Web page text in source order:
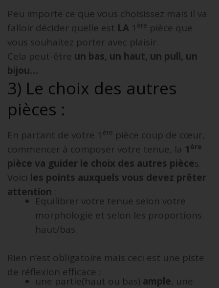
Peu importe ce que vous choisissez mais il va
falloir décider quelle est LA 1 ère pièce que
vous souhaitez porter avec plaisir.
Cela peut-être un bas, un haut, un pull, un
bijou…
3) Le choix des autres
pièces :
En partant de votre 1 ère pièce coup de cœur,
commencer à composer votre tenue, la 1 ère
pièce va guider le choix des autres pièces.
Voici les points auxquels vous devez prêter
attention :
Equilibrer votre tenue selon votre
morphologie et selon les proportions
haut/bas.
Rien n’est obligatoire mais ceci est une piste
de réflexion efficace :
une partie(haut ou bas) ample, une